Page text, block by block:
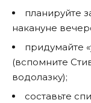
планируйте
накануне
придумайте
(вспомните
водолазку);
составьте